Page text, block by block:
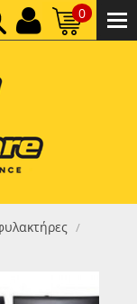
0
0,00 €
/